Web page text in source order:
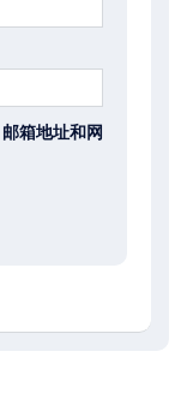
箱地址和网